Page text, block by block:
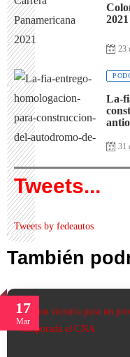
2021
23
La-
31
Tweets...
Tweets by fedeautos
También
17
Mar